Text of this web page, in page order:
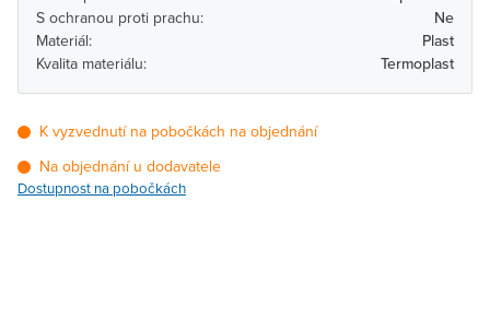
S ochranou proti prachu:
Ne
Materiál:
Plast
Kvalita materiálu:
Termoplast
K vyzvednutí na pobočkách na objednání
Na objednání u dodavatele
Dostupnost na pobočkách